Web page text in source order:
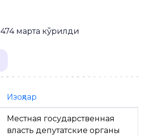
474 марта кўрилди
Изоҳлар
Местная государственная
власть депутатские органы